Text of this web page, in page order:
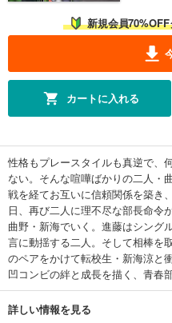
新規会員
カートに入れる
性格もプレースタイルも真逆で、
ない。そんな喧嘩ばかりの二人・
戦を経てお互いに信頼関係を築き
日、再び二人に理不尽な部長命令
曲野・新海でいく。進藤はシング
言に動揺する二人。そして相棒を
のペアをかけて転校生・新海涼
凹コンビの絆と成長を描く、青春
詳しい情報を見る